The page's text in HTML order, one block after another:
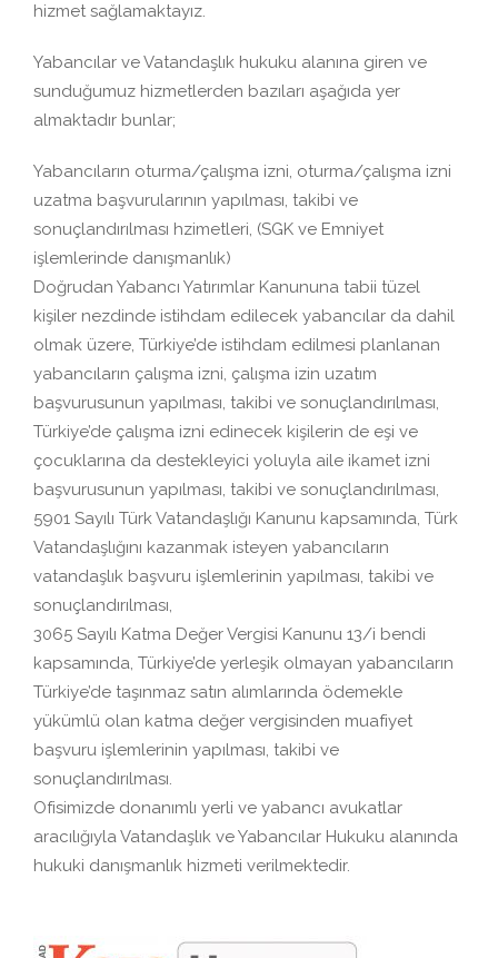
hizmet sağlamaktayız.
Yabancılar ve Vatandaşlık hukuku alanına giren ve
sunduğumuz hizmetlerden bazıları aşağıda yer
almaktadır bunlar;
Yabancıların oturma/çalışma izni, oturma/çalışma izni
uzatma başvurularının yapılması, takibi ve
sonuçlandırılması hzimetleri, (SGK ve Emniyet
işlemlerinde danışmanlık)
Doğrudan Yabancı Yatırımlar Kanununa tabii tüzel
kişiler nezdinde istihdam edilecek yabancılar da dahil
olmak üzere, Türkiye’de istihdam edilmesi planlanan
yabancıların çalışma izni, çalışma izin uzatım
başvurusunun yapılması, takibi ve sonuçlandırılması,
Türkiye’de çalışma izni edinecek kişilerin de eşi ve
çocuklarına da destekleyici yoluyla aile ikamet izni
başvurusunun yapılması, takibi ve sonuçlandırılması,
5901 Sayılı Türk Vatandaşlığı Kanunu kapsamında, Türk
Vatandaşlığını kazanmak isteyen yabancıların
vatandaşlık başvuru işlemlerinin yapılması, takibi ve
sonuçlandırılması,
3065 Sayılı Katma Değer Vergisi Kanunu 13/i bendi
kapsamında, Türkiye’de yerleşik olmayan yabancıların
Türkiye’de taşınmaz satın alımlarında ödemekle
yükümlü olan katma değer vergisinden muafiyet
başvuru işlemlerinin yapılması, takibi ve
sonuçlandırılması.
Ofisimizde donanımlı yerli ve yabancı avukatlar
aracılığıyla Vatandaşlık ve Yabancılar Hukuku alanında
hukuki danışmanlık hizmeti verilmektedir.